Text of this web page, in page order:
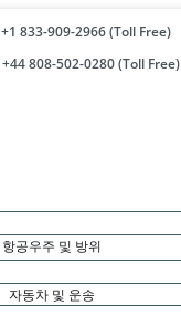
+1 833-909-2966 (Toll Free)
+44 808-502-0280 (Toll Free)
항공우주 및 방위
자동차 및 운송